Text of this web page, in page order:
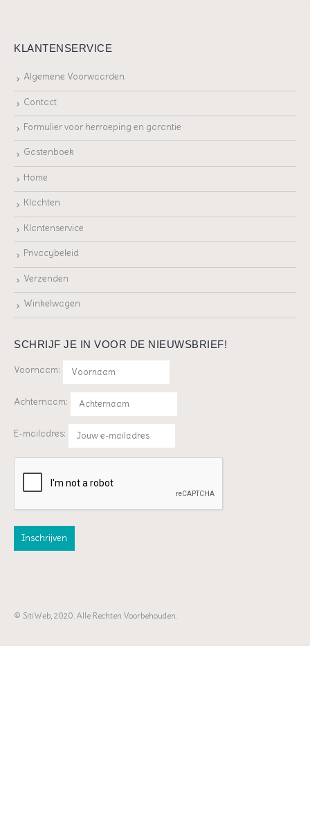
KLANTENSERVICE
Algemene Voorwaarden
Contact
Formulier voor herroeping en garantie
Gastenboek
Home
Klachten
Klantenservice
Privacybeleid
Verzenden
Winkelwagen
SCHRIJF JE IN VOOR DE NIEUWSBRIEF!
Voornaam:
Achternaam:
E-mailadres:
© SitiWeb, 2020. Alle Rechten Voorbehouden.